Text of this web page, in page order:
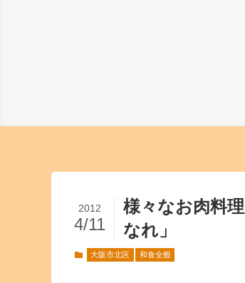
様々なお肉
なれ」
2012
4/11
大阪市北区 和食全般